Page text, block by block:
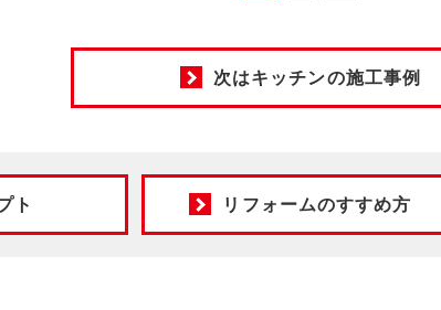
次はキッチンの施工事例
ト リフォームのすすめ方